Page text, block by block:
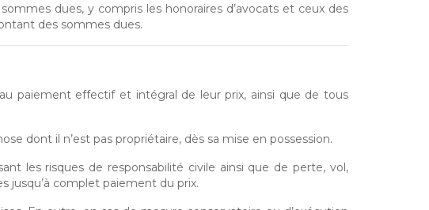
dues, y compris les honoraires d’avocats et ceux des
des sommes dues.
paiement effectif et intégral de leur prix, ainsi que de tous
dont il n’est pas propriétaire, dès sa mise en possession.
les risques de responsabilité civile ainsi que de perte, vol,
jusqu’à complet paiement du prix.